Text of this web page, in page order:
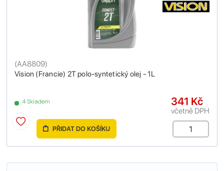
Vision (Francie) 2T polo-syntetický olej - 1L
(AA8809)
4 Skladem 341 Kč
včetně DPH
PŘIDAT DO KOŠÍKU